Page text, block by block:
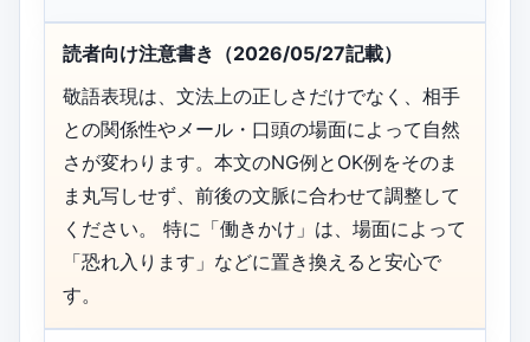
読者向け注意書き（2026/05/27記載）
敬語表現は、文法上の正しさだけでなく、相手
との関係性やメール・口頭の場面によって自然
さが変わります。本文のNG例とOK例をそのま
ま丸写しせず、前後の文脈に合わせて調整して
ください。 特に「働きかけ」は、場面によって
「恐れ入ります」などに置き換えると安心で
す。